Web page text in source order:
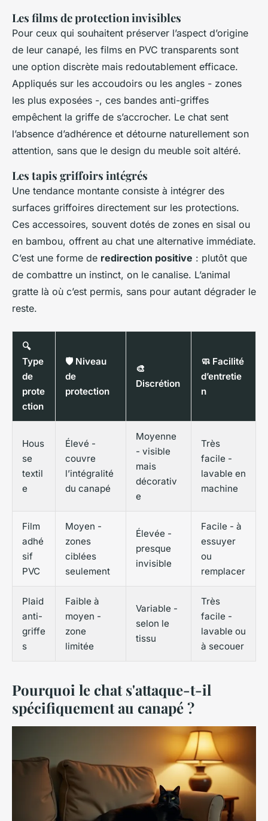
Les films de protection invisibles
Pour ceux qui souhaitent préserver l’aspect d’origine
de leur canapé, les films en PVC transparents sont
une option discrète mais redoutablement efficace.
Appliqués sur les accoudoirs ou les angles - zones
les plus exposées -, ces bandes anti-griffes
empêchent la griffe de s’accrocher. Le chat sent
l’absence d’adhérence et détourne naturellement son
attention, sans que le design du meuble soit altéré.
Les tapis griffoirs intégrés
Une tendance montante consiste à intégrer des
surfaces griffoires directement sur les protections.
Ces accessoires, souvent dotés de zones en sisal ou
en bambou, offrent au chat une alternative immédiate.
C’est une forme de redirection positive : plutôt que
de combattre un instinct, on le canalise. L’animal
gratte là où c’est permis, sans pour autant dégrader le
reste.
🔍
Type
de
prote
ction
🛡️ Niveau
de
protection
🎨
Discrétion
🧼 Facilité
d’entretie
n
Hous
se
textil
e
Élevé -
couvre
l’intégralité
du canapé
Moyenne
- visible
mais
décorativ
e
Très
facile -
lavable en
machine
Film
adhé
sif
PVC
Moyen -
zones
ciblées
seulement
Élevée -
presque
invisible
Facile - à
essuyer
ou
remplacer
Plaid
anti-
griffe
s
Faible à
moyen -
zone
limitée
Variable -
selon le
tissu
Très
facile -
lavable ou
à secouer
Pourquoi le chat s'attaque-t-il
spécifiquement au canapé ?